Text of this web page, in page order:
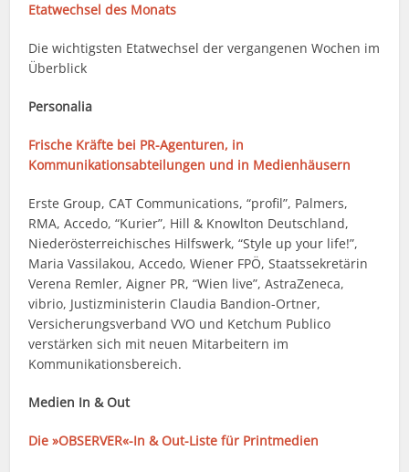
Etatwechsel des Monats
Die wichtigsten Etatwechsel der vergangenen Wochen im
Überblick
Personalia
Frische Kräfte bei PR-Agenturen, in
Kommunikationsabteilungen und in Medienhäusern
Erste Group, CAT Communications, “profil”, Palmers,
RMA, Accedo, “Kurier”, Hill & Knowlton Deutschland,
Niederösterreichisches Hilfswerk, “Style up your life!”,
Maria Vassilakou, Accedo, Wiener FPÖ, Staatssekretärin
Verena Remler, Aigner PR, “Wien live”, AstraZeneca,
vibrio, Justizministerin Claudia Bandion-Ortner,
Versicherungsverband VVO und Ketchum Publico
verstärken sich mit neuen Mitarbeitern im
Kommunikationsbereich.
Medien In & Out
Die »OBSERVER«-In & Out-Liste für Printmedien